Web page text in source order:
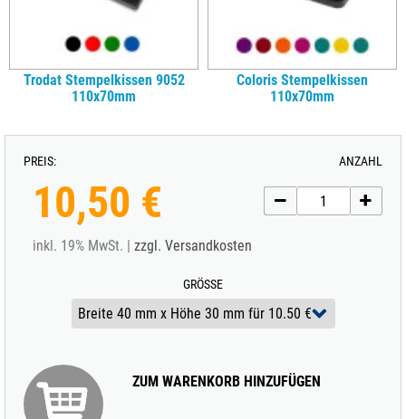
Trodat Stempelkissen 9052
110x70mm
Coloris Stempelkissen
110x70mm
PREIS:
10,50 €
inkl. 19% MwSt. | zzgl. Versandkosten
GRÖSSE
ANZAHL
ZUM WARENKORB HINZUFÜGEN